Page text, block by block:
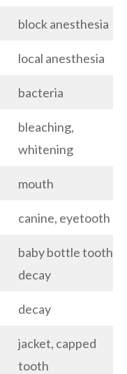
block anesthesia
local anesthesia
bacteria
bleaching,
whitening
mouth
canine, eyetooth
baby bottle tooth
decay
decay
jacket, capped
tooth